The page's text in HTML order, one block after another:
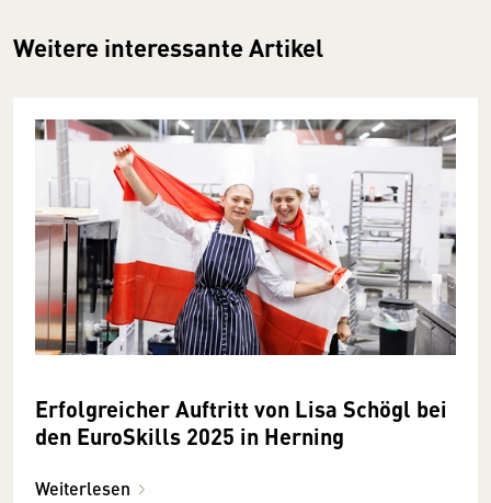
Weitere interessante Artikel
Erfolgreicher Auftritt von Lisa Schögl bei
den EuroSkills 2025 in Herning
Weiterlesen